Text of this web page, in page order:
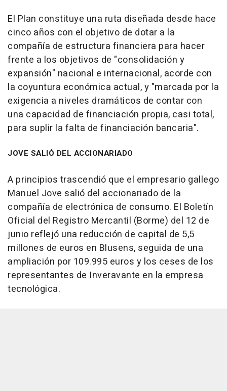
El Plan constituye una ruta diseñada desde hace
cinco años con el objetivo de dotar a la
compañía de estructura financiera para hacer
frente a los objetivos de "consolidación y
expansión" nacional e internacional, acorde con
la coyuntura económica actual, y "marcada por la
exigencia a niveles dramáticos de contar con
una capacidad de financiación propia, casi total,
para suplir la falta de financiación bancaria".
JOVE SALIÓ DEL ACCIONARIADO
A principios trascendió que el empresario gallego
Manuel Jove salió del accionariado de la
compañía de electrónica de consumo. El Boletín
Oficial del Registro Mercantil (Borme) del 12 de
junio reflejó una reducción de capital de 5,5
millones de euros en Blusens, seguida de una
ampliación por 109.995 euros y los ceses de los
representantes de Inveravante en la empresa
tecnológica.